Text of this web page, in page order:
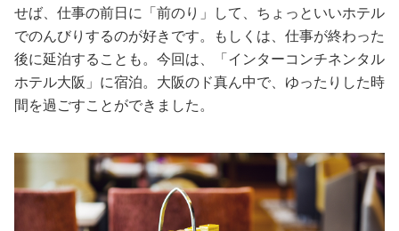
恋愛/結婚/離婚
美容/健康
妊娠/出産/家族
せば、仕事の前日に「前のり」して、ちょっといいホテル
でのんびりするのが好きです。もしくは、仕事が終わった
後に延泊することも。今回は、「インターコンチネンタル
ホテル大阪」に宿泊。大阪のド真ん中で、ゆったりした時
間を過ごすことができました。